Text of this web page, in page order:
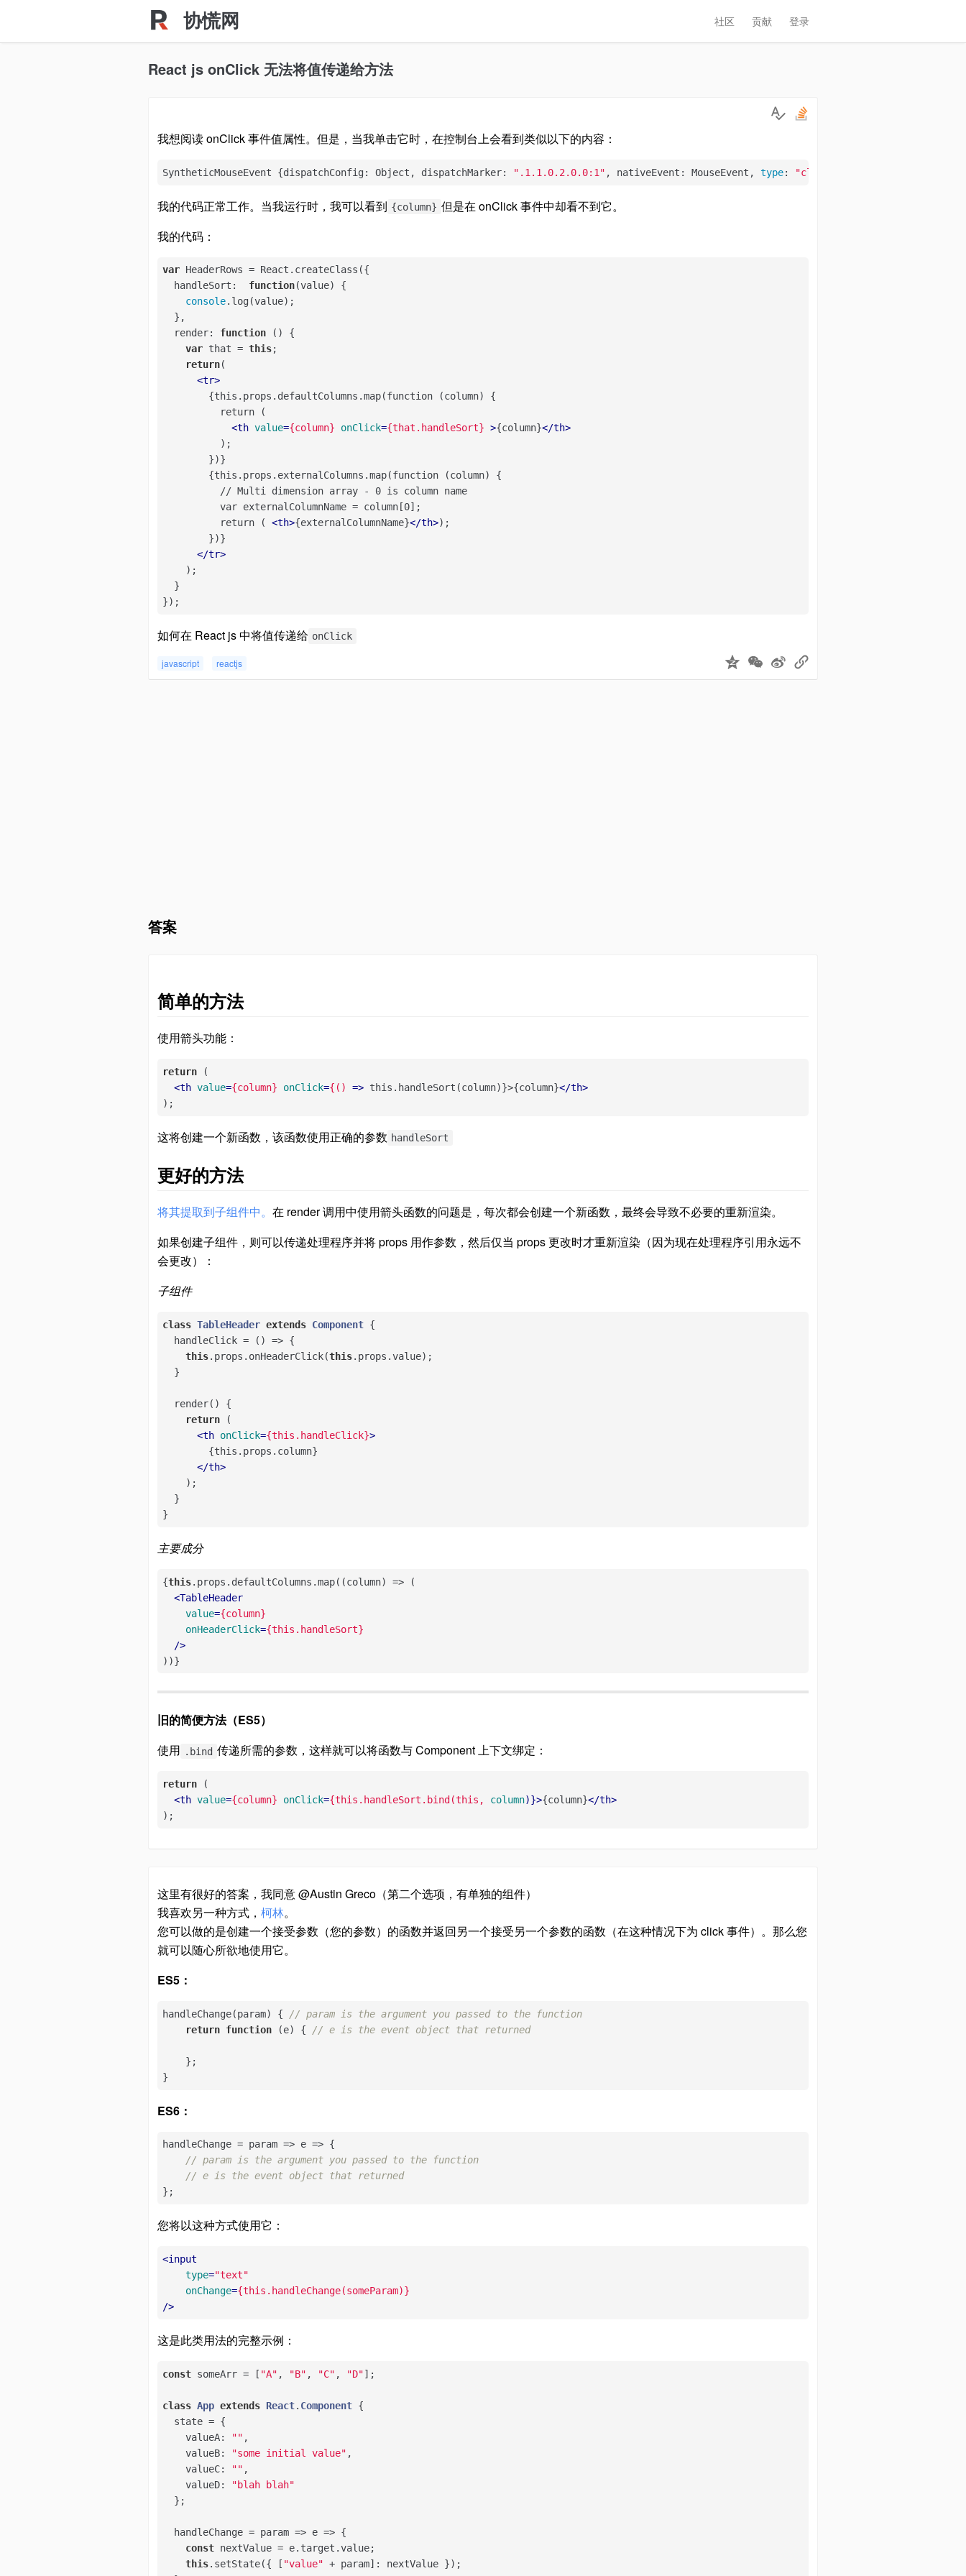
协慌网 登录
贡献
社区
React js onClick 无法将值传递给方法
我想阅读 onClick 事件值属性。但是，当我单击它时，在控制台上会看到类似以下的内容：
SyntheticMouseEvent {dispatchConfig: Object, dispatchMarker: ".1.1.0.2.0.0:1" , nativeEvent: MouseEvent, type: "click"
我的代码正常工作。当我运行时，我可以看到 {column} 但是在 onClick 事件中却看不到它。
我的代码：
var HeaderRows = React.createClass({
handleSort : function(value) {
console.log(value);
  },
render: function ( ) {
var that = this;
return(
<tr>
        {this.props.defaultColumns.map(function (column) {
          return (
<th value={column} onClick={that.handleSort} >{column}</th>
          );
        })}
        {this.props.externalColumns.map(function (column) {
          // Multi dimension array - 0 is column name
          var externalColumnName = column[0];
          return (
<th>{externalColumnName}</th>);
        })}
</tr>
    );
  }
});
如何在 React js 中将值传递给 onClick
javascript reactjs
答案
简单的方法
使用箭头功能：
return (
<th value={column} onClick={() => this.handleSort(column)}>{column}</th>
);
这将创建一个新函数，该函数使用正确的参数 handleSort
更好的方法
将其提取到子组件中。 在 render 调用中使用箭头函数的问题是，每次都会创建一个新函数，最终会导致不必要的重新渲染。
如果创建子组件，则可以传递处理程序并将 props 用作参数，然后仅当 props 更改时才重新渲染（因为现在处理程序引用永远不
会更改）：
子组件
class TableHeader extends Component {
  handleClick =
() => {
this.props.onHeaderClick(this.props.value);
  }
  render() {
return (
<th onClick={this.handleClick}>
        {this.props.column}
</th>
    );
  }
}
主要成分
{this.props.defaultColumns.map( (column) => (
<TableHeader
value={column}
onHeaderClick={this.handleSort}
  />
))}
旧的简便方法（ES5）
使用 .bind 传递所需的参数，这样就可以将函数与 Component 上下文绑定：
return (
<th value={column} onClick={this.handleSort.bind(this, column)}>{column}</th>
);
这里有很好的答案，我同意 @Austin Greco（第二个选项，有单独的组件）
我喜欢另一种方式， 柯林。
您可以做的是创建一个接受参数（您的参数）的函数并返回另一个接受另一个参数的函数（在这种情况下为 click 事件）。那么您
就可以随心所欲地使用它。
ES5：
handleChange(param) {
// param is the argument you passed to the function
return function (e) { // e is the event object that returned
    };
}
ES6：
handleChange = param => e => {
// param is the argument you passed to the function
// e is the event object that returned
};
您将以这种方式使用它：
<input
type="text"
onChange={this.handleChange(someParam)}
/>
这是此类用法的完整示例：
const someArr = [ "A" , "B" , "C" , "D"];
class App extends React. Component {
  state = {
valueA: "" ,
valueB: "some initial value" ,
valueC: "" ,
valueD:
"blah blah"
  };
  handleChange =
param => e => {
const nextValue = e.target.value;
this.setState({ [ "value" + param]: nextValue });